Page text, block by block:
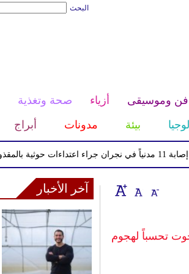
البحث
فن وموسيقى أزياء صحة وتغذية
بيئة مدونات أبراج
تحسباً لهجوم
آخر الأخبار